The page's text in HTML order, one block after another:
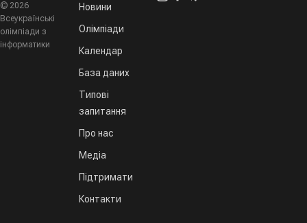
© 2026
Всеукраїнські
олімпіади з
інформатики
Новини
Олімпіади
Календар
База даних
Типові
запитання
Про нас
Медіа
Підтримати
Контакти